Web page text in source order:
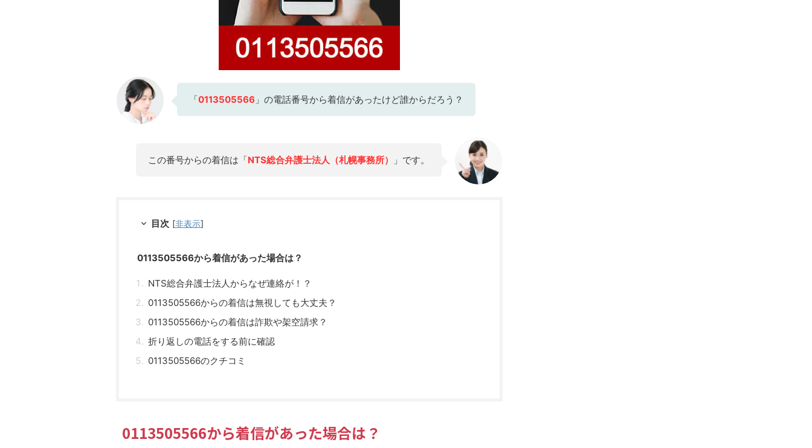
「0113505566 」の電話番号から着信があったけど誰からだろう？
この番号からの着信は「NTS総合弁護士法人（札幌事務所） 」です。
目次 [非表示]
0113505566から着信があった場合は？
NTS総合弁護士法人からなぜ連絡が！？
0113505566からの着信は無視しても大丈夫？
0113505566からの着信は詐欺や架空請求？
折り返しの電話をする前に確認
0113505566のクチコミ
0113505566から着信があった場合は？